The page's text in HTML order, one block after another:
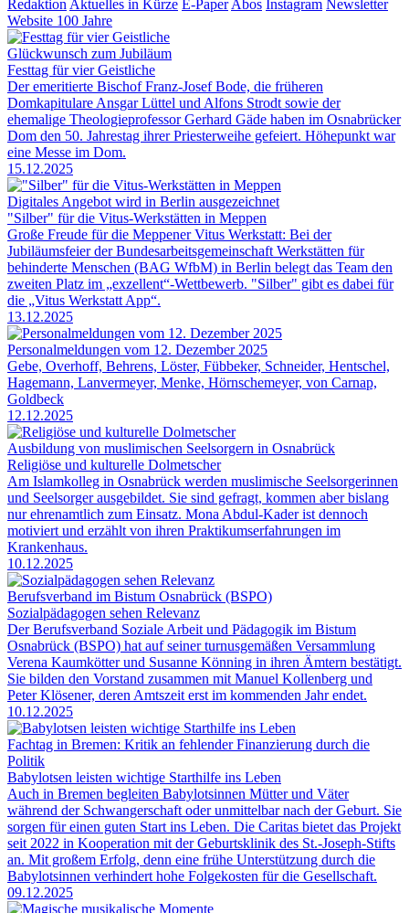
RedaktionAktuelles in Kürze E-PaperAbos Instagram Newsletter
Website 100 Jahre
Glückwunsch zum Jubiläum
Festtag für vier Geistliche
Der emeritierte Bischof Franz-Josef Bode, die früheren
Domkapitulare Ansgar Lüttel und Alfons Strodt sowie der
ehemalige Theologieprofessor Gerhard Gäde haben im Osnabrücker
Dom den 50. Jahrestag ihrer Priesterweihe gefeiert. Höhepunkt war
eine Messe im Dom.
15.12.2025
Digitales Angebot wird in Berlin ausgezeichnet
"Silber" für die Vitus-Werkstätten in Meppen
Große Freude für die Meppener Vitus Werkstatt: Bei der
Jubiläumsfeier der Bundesarbeitsgemeinschaft Werkstätten für
behinderte Menschen (BAG WfbM) in Berlin belegt das Team den
zweiten Platz im „exzellent“-Wettbewerb. "Silber" gibt es dabei für
die „Vitus Werkstatt App“.
13.12.2025
Personalmeldungen vom 12. Dezember 2025
Gebe, Overhoff, Behrens, Löster, Fübbeker, Schneider, Hentschel,
Hagemann, Lanvermeyer, Menke, Hörnschemeyer, von Carnap,
Goldbeck
12.12.2025
Ausbildung von muslimischen Seelsorgern in Osnabrück
Religiöse und kulturelle Dolmetscher
Am Islamkolleg in Osnabrück werden muslimische Seelsorgerinnen
und Seelsorger ausgebildet. Sie sind gefragt, kommen aber bislang
nur ehrenamtlich zum Einsatz. Mona Abdul-Kader ist dennoch
motiviert und erzählt von ihren Praktikumserfahrungen im
Krankenhaus.
10.12.2025
Berufsverband im Bistum Osnabrück (BSPO)
Sozialpädagogen sehen Relevanz
Der Berufsverband Soziale Arbeit und Pädagogik im Bistum
Osnabrück (BSPO) hat auf seiner turnusgemäßen Versammlung
Verena Kaumkötter und Susanne Könning in ihren Ämtern bestätigt.
Sie bilden den Vorstand zusammen mit Manuel Kollenberg und
Peter Klösener, deren Amtszeit erst im kommenden Jahr endet.
10.12.2025
Fachtag in Bremen: Kritik an fehlender Finanzierung durch die
Politik
Babylotsen leisten wichtige Starthilfe ins Leben
Auch in Bremen begleiten Babylotsinnen Mütter und Väter
während der Schwangerschaft oder unmittelbar nach der Geburt. Sie
sorgen für einen guten Start ins Leben. Die Caritas bietet das Projekt
seit 2022 in Kooperation mit der Geburtsklinik des St.-Joseph-Stifts
an. Mit großem Erfolg, denn eine frühe Unterstützung durch die
Babylotsinnen verhindert hohe Folgekosten für die Gesellschaft.
09.12.2025